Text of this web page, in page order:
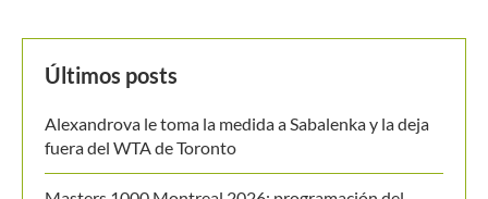
Últimos posts
Alexandrova le toma la medida a Sabalenka y la deja
fuera del WTA de Toronto